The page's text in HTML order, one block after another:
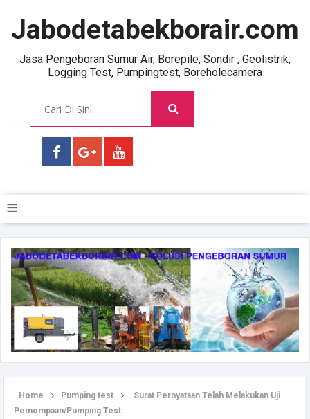
Jabodetabekborair.com
Jasa Pengeboran Sumur Air, Borepile, Sondir , Geolistrik,
Logging Test, Pumpingtest, Boreholecamera
≡
Home Pumping test
Surat Pernyataan Telah Melakukan Uji
Pemompaan/Pumping Test